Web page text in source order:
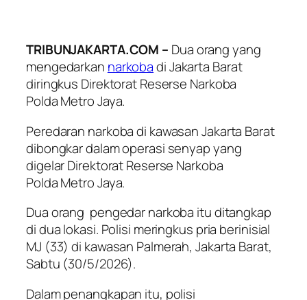
TRIBUNJAKARTA.COM – Dua orang yang
mengedarkan narkobadi Jakarta Barat
diringkus Direktorat Reserse Narkoba
Polda Metro Jaya.
Peredaran narkoba di kawasan Jakarta Barat
dibongkar dalam operasi senyap yang
digelar Direktorat Reserse Narkoba
Polda Metro Jaya.
Dua orang pengedar narkoba itu ditangkap
di dua lokasi. Polisi meringkus pria berinisial
MJ (33) di kawasan Palmerah, Jakarta Barat,
Sabtu (30/5/2026).
Dalam penangkapan itu, polisi